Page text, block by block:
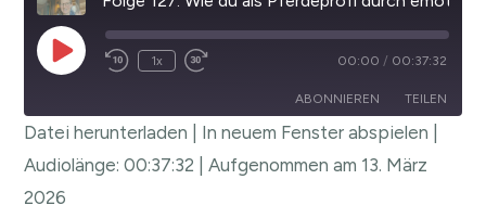
1x 00:00 / 00:37:32
ABONNIEREN TEILEN
RSS FEED
TEILEN
LINK
Datei herunterladen In neuem Fenster abspielen
Audiolänge: 00:37:32 |Aufgenommen am 13. März
2026